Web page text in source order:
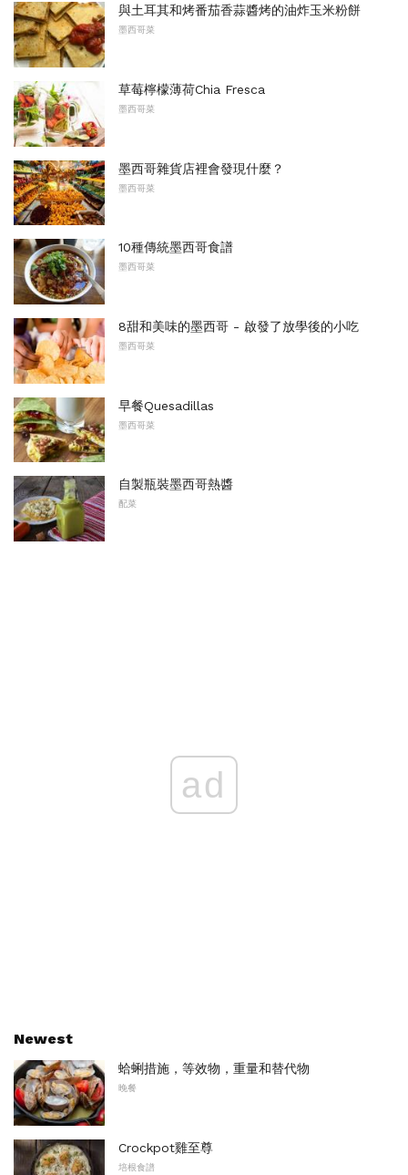
與土耳其和烤番茄香蒜醬烤的油炸玉米粉餅
墨西哥菜
草莓檸檬薄荷Chia Fresca
墨西哥菜
墨西哥雜貨店裡會發現什麼？
墨西哥菜
10種傳統墨西哥食譜
墨西哥菜
8甜和美味的墨西哥 - 啟發了放學後的小吃
墨西哥菜
早餐Quesadillas
墨西哥菜
自製瓶裝墨西哥熱醬
配菜
ad
Newest
蛤蜊措施，等效物，重量和替代物
晚餐
Crockpot雞至尊
培根食譜